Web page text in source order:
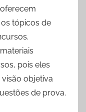
tópicos de
pois eles
objetiva
de prova.